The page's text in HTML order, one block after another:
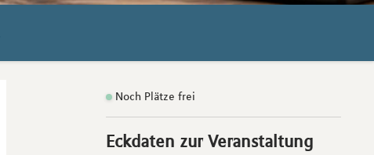
Noch Plätze frei
Eckdaten zur Veranstaltung